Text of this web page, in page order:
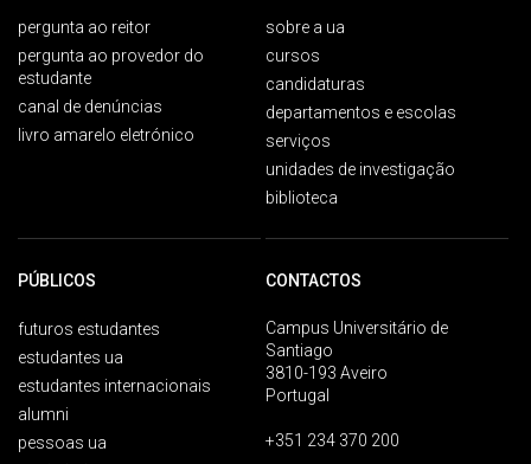
pergunta ao reitor
pergunta ao provedor do
estudante
canal de denúncias
livro amarelo eletrónico
sobre a ua
cursos
candidaturas
departamentos e escolas
serviços
unidades de investigação
biblioteca
PÚBLICOS
futuros estudantes
estudantes ua
estudantes internacionais
alumni
pessoas ua
CONTACTOS
Campus Universitário de
Santiago
3810-193 Aveiro
Portugal
+351 234 370 200